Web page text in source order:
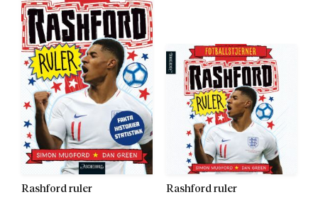
Rashford ruler Rashford ruler